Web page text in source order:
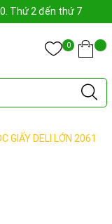
Thứ 2 đến thứ 7
0
GIẤY DELI LỚN 2061